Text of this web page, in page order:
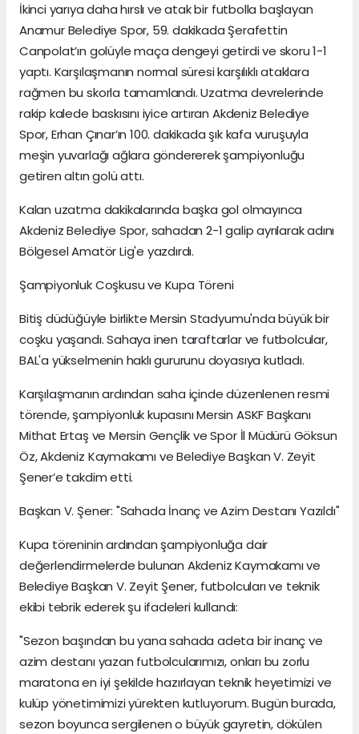
İkinci yarıya daha hırslı ve atak bir futbolla başlayan
Anamur Belediye Spor, 59. dakikada Şerafettin
Canpolat’ın golüyle maça dengeyi getirdi ve skoru 1-1
yaptı. Karşılaşmanın normal süresi karşılıklı ataklara
rağmen bu skorla tamamlandı. Uzatma devrelerinde
rakip kalede baskısını iyice artıran Akdeniz Belediye
Spor, Erhan Çınar’ın 100. dakikada şık kafa vuruşuyla
meşin yuvarlağı ağlara göndererek şampiyonluğu
getiren altın golü attı.
Kalan uzatma dakikalarında başka gol olmayınca
Akdeniz Belediye Spor, sahadan 2-1 galip ayrılarak adını
Bölgesel Amatör Lig'e yazdırdı.
Şampiyonluk Coşkusu ve Kupa Töreni
Bitiş düdüğüyle birlikte Mersin Stadyumu'nda büyük bir
coşku yaşandı. Sahaya inen taraftarlar ve futbolcular,
BAL'a yükselmenin haklı gururunu doyasıya kutladı.
Karşılaşmanın ardından saha içinde düzenlenen resmi
törende, şampiyonluk kupasını Mersin ASKF Başkanı
Mithat Ertaş ve Mersin Gençlik ve Spor İl Müdürü Göksun
Öz, Akdeniz Kaymakamı ve Belediye Başkan V. Zeyit
Şener’e takdim etti.
Başkan V. Şener: "Sahada İnanç ve Azim Destanı Yazıldı"
Kupa töreninin ardından şampiyonluğa dair
değerlendirmelerde bulunan Akdeniz Kaymakamı ve
Belediye Başkan V. Zeyit Şener, futbolcuları ve teknik
ekibi tebrik ederek şu ifadeleri kullandı:
"Sezon başından bu yana sahada adeta bir inanç ve
azim destanı yazan futbolcularımızı, onları bu zorlu
maratona en iyi şekilde hazırlayan teknik heyetimizi ve
kulüp yönetimimizi yürekten kutluyorum. Bugün burada,
sezon boyunca sergilenen o büyük gayretin, dökülen